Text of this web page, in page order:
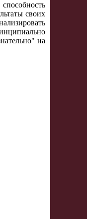
своих
на